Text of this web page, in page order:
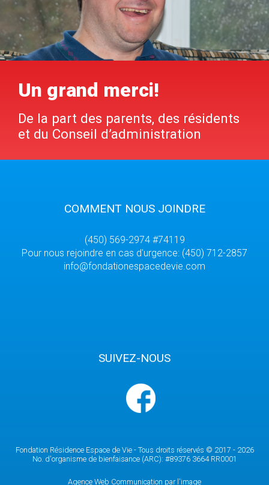
Un grand merci!
De la part des parents, des résidents
et du Conseil d’administration
COMMENT NOUS JOINDRE
(450) 569-2974 #74119
Pour nous rejoindre en cas d'urgence: (450) 712-2857
info@fondationespacedevie.com
SUIVEZ-NOUS
Fondation Résidence Espace de Vie - Tous droits réservés © 2017 - 2026
No. d'organisme de bienfaisance (ARC): #89376 3664 RR0001
Agence Web Communication par l'image